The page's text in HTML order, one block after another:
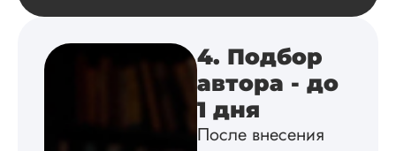
Взаимодействие с
клиентами
подробно
Благодарен.
4. Подбор
автора - до
1 дня
После внесения